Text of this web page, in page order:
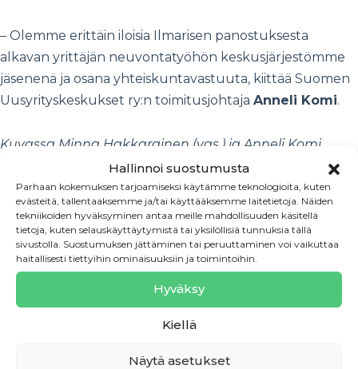
Hallinnoi suostumusta
Parhaan kokemuksen tarjoamiseksi käytämme teknologioita, kuten
evästeitä, tallentaaksemme ja/tai käyttääksemme laitetietoja. Näiden
tekniikoiden hyväksyminen antaa meille mahdollisuuden käsitellä
tietoja, kuten selauskäyttäytymistä tai yksilöllisiä tunnuksia tällä
sivustolla. Suostumuksen jättäminen tai peruuttaminen voi vaikuttaa
haitallisesti tiettyihin ominaisuuksiin ja toimintoihin.
Hyväksy
Kiellä
Näytä asetukset
– Olemme erittäin iloisia Ilmarisen panostuksesta
alkavan yrittäjän neuvontatyöhön keskusjärjestömme
jäsenenä ja osana yhteiskuntavastuuta, kiittää Suomen
Uusyrityskeskukset ry:n toimitusjohtaja Anneli Komi.
Kuvassa Minna Hakkarainen (vas.) ja Anneli Komi
Tilaa uutiskirje
Pysy ajan tasalla – tilaa uutiskirjeemme liittymällä
postituslistalle!